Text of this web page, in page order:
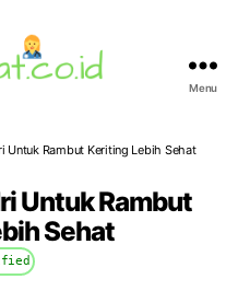
Menu
Untuk Rambut Keriting Lebih Sehat
Untuk Rambut
Sehat